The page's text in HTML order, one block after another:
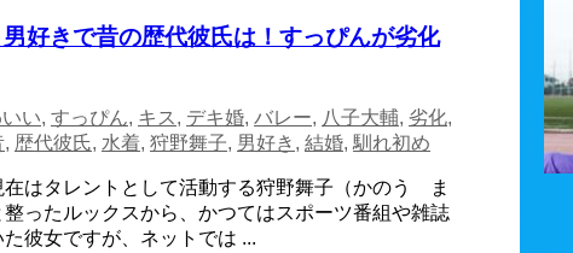
好きで昔の歴代彼氏は！すっぴんが劣化
い, すっぴん, キス , デキ婚, バレー, 八子大輔, 劣化,
, 歴代彼氏, 水着, 狩野舞子, 男好き , 結婚, 馴れ初め
はタレントとして活動する狩野舞子（かのう ま
ったルックスから、かつてはスポーツ番組や雑誌
彼女ですが、ネットでは ...